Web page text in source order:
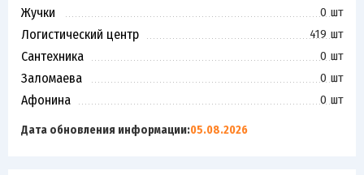
Жучки 0 шт
Логистический центр 419 шт
Сантехника 0 шт
Заломаева 0 шт
Афонина 0 шт
Дата обновления информации:05.08.2026